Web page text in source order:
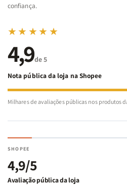
confiança.
★★★★★
4,9de 5
Nota pública da loja na Shopee
Milhares de avaliações públicas nos produtos
SHOPEE
4,9/5
Avaliação pública da loja